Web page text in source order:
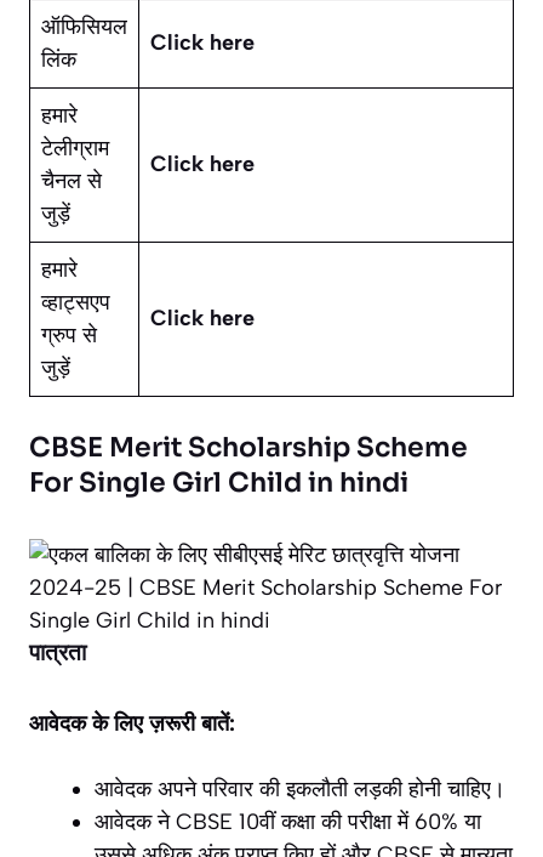
ऑफिसियल
लिंक
Click here
हमारे
टेलीग्राम
चैनल से
जुड़ें
Click here
हमारे
व्हाट्सएप
ग्रुप से
जुड़ें
Click here
CBSE Merit Scholarship Scheme
For Single Girl Child in hindi
पात्रता
आवेदक के लिए ज़रूरी बातें:
आवेदक अपने परिवार की इकलौती लड़की होनी चाहिए।
आवेदक ने CBSE 10वीं कक्षा की परीक्षा में 60% या